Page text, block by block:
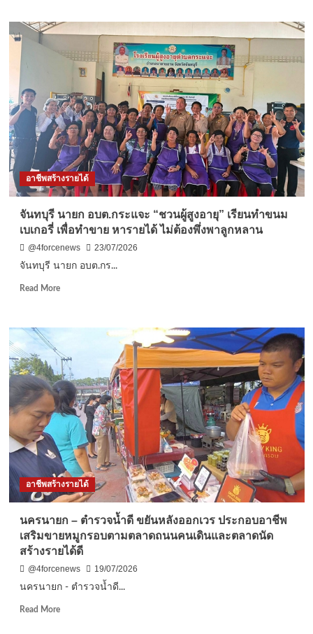
กาฬสินธุ์
อดีต
เปลี่ยน
เป็น
เงิน
ทำ
เฟอร์นิเจอร์
ขาย
ราย
ได้
เดือน
หมื่น
อาชีพสร้างรายได้
จันทบุรี นายก อบต.กระแจะ “ชวนผู้สูงอายุ” เรียนทำขนม
เบเกอรี่ เพื่อทำขาย หารายได้ ไม่ต้องพึ่งพาลูกหลาน
@4forcenews
23/07/2026
จันทบุรี นายก อบต.กร...
Read MoreRead
จันทบุรี
อบต.กระแจะ
“ชวน
ผู้
สูง
อายุ”
เรียน
ทำ
ขนม
เบ
เก
อรี่
เพื่อ
ขาย
หา
ราย
ได้
ต้อง
อาชีพสร้างรายได้
นครนายก – ตำรวจน้ำดี ขยันหลังออกเวร ประกอบอาชีพ
เสริมขายหมูกรอบตามตลาดถนนคนเดินและตลาดนัด
สร้างรายได้ดี
@4forcenews
19/07/2026
นครนายก - ตำรวจน้ำดี...
Read MoreRead